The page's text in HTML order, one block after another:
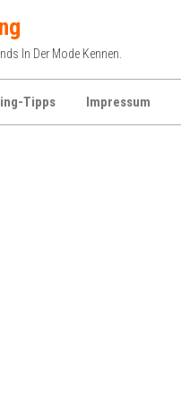
In Der Mode Kennen.
Tipps Impressum